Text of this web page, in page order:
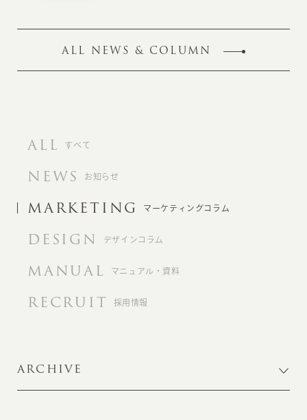
ALL NEWS & COLUMN
ALL すべて
NEWS お知らせ
MARKETING マーケティングコラム
DESIGN デザインコラム
MANUAL マニュアル・資料
RECRUIT 採用情報
ARCHIVE